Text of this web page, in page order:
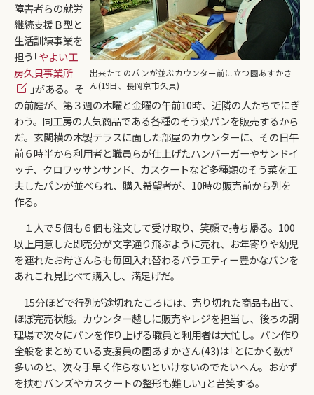
出来たてのパンが並ぶカウンター前に立つ園あすかさ
ん(19日、長岡京市久貝)
障害者らの就労
継続支援Ｂ型と
生活訓練事業を
担う｢やよい工
房久貝事業所
｣がある。そ
の前庭が、第３週の木曜と金曜の午前10時、近隣の人たちでにぎ
わう。同工房の人気商品である各種のそう菜パンを販売するから
だ。玄関横の木製テラスに面した部屋のカウンターに、その日午
前６時半から利用者と職員らが仕上げたハンバーガーやサンドイ
ッチ、クロワッサンサンド、カスクートなど多種類のそう菜を工
夫したパンが並べられ、購入希望者が、10時の販売前から列を
作る。
１人で５個も６個も注文して受け取り、笑顔で持ち帰る。100
以上用意した即売分が文字通り飛ぶように売れ、お年寄りや幼児
を連れたお母さんらも毎回入れ替わるバラエティー豊かなパンを
あれこれ見比べて購入し、満足げだ。
15分ほどで行列が途切れたころには、売り切れた商品も出て、
ほぼ完売状態。カウンター越しに販売やレジを担当し、後ろの調
理場で次々にパンを作り上げる職員と利用者は大忙し。パン作り
全般をまとめている支援員の園あすかさん(43)は｢とにかく数が
多いのと、次々手早く作らないといけないのでたいへん。おかず
を挟むバンズやカスクートの整形も難しい｣と苦笑する。